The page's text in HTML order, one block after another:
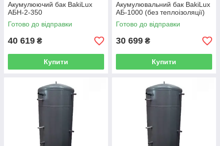
Акумулюючий бак BakiLux
АБН-2-350
Готово до відправки
40 619 ₴
Купити
Акумулювальний бак BakiLux
АБ-1000 (без теплоізоляції)
Готово до відправки
30 699 ₴
Купити